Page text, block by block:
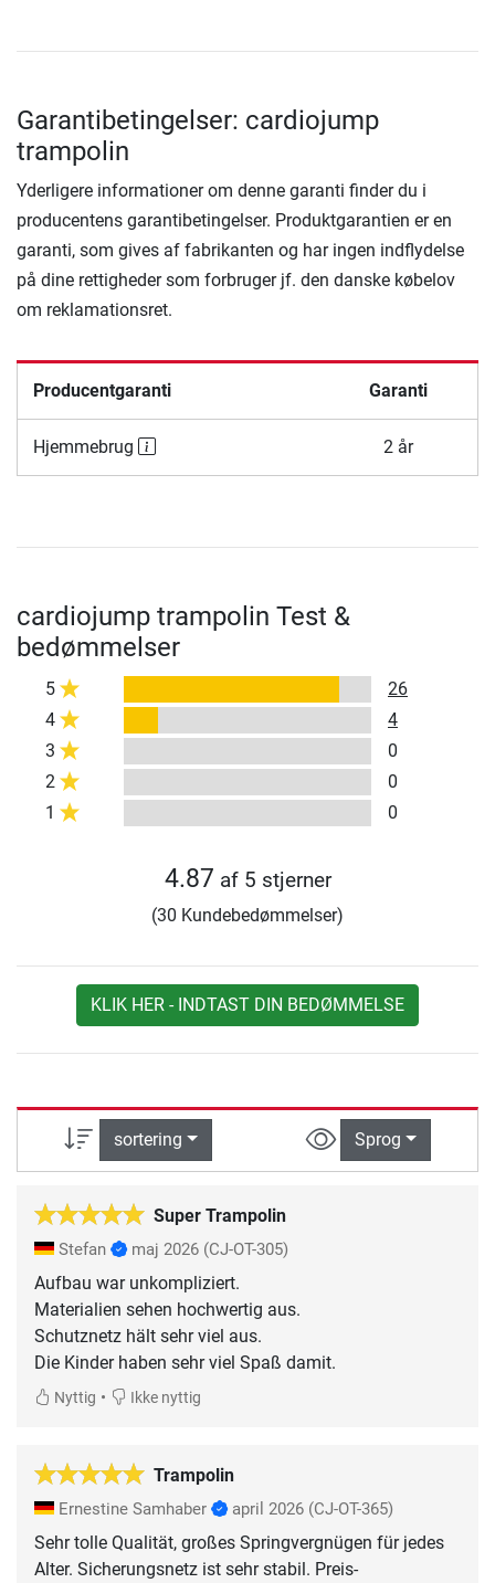
Garantibetingelser: cardiojump
trampolin
Yderligere informationer om denne garanti finder du i
producentens garantibetingelser. Produktgarantien er en
garanti, som gives af fabrikanten og har ingen indflydelse
på dine rettigheder som forbruger jf. den danske købelov
om reklamationsret.
Producentgaranti Garanti
Hjemmebrug 2 år
cardiojump trampolin Test &
bedømmelser
5
26
4
4
3
0
2
0
1
0
4.87 af 5 stjerner
(30 Kundebedømmelser)
KLIK HER - INDTAST DIN BEDØMMELSE
sortering Sprog
Super Trampolin
Stefan maj 2026 (CJ-OT-305)
Aufbau war unkompliziert.
Materialien sehen hochwertig aus.
Schutznetz hält sehr viel aus.
Die Kinder haben sehr viel Spaß damit.
Nyttig • Ikke nyttig
Trampolin
Ernestine Samhaber april 2026 (CJ-OT-365)
Sehr tolle Qualität, großes Springvergnügen für jedes
Alter. Sicherungsnetz ist sehr stabil. Preis-